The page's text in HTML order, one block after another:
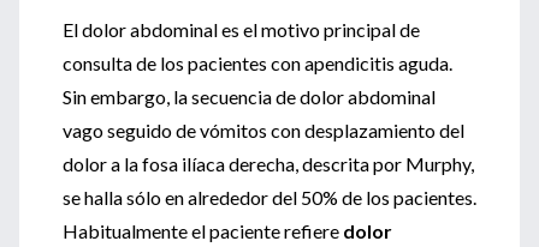
El dolor abdominal es el motivo principal de
consulta de los pacientes con apendicitis aguda.
Sin embargo, la secuencia de dolor abdominal
vago seguido de vómitos con desplazamiento del
dolor a la fosa ilíaca derecha, descrita por Murphy,
se halla sólo en alrededor del 50% de los pacientes.
Habitualmente el paciente refiere dolor